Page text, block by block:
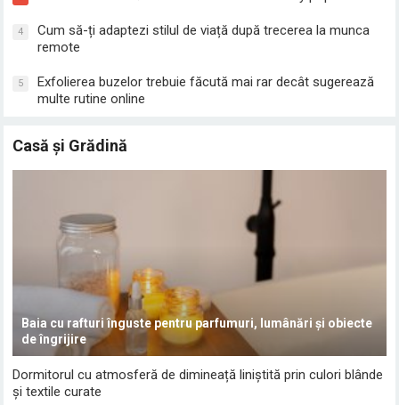
4
Cum să-ți adaptezi stilul de viață după trecerea la munca
remote
5
Exfolierea buzelor trebuie făcută mai rar decât sugerează
multe rutine online
Casă și Grădină
Baia cu rafturi înguste pentru parfumuri, lumânări și obiecte
de îngrijire
Dormitorul cu atmosferă de dimineață liniștită prin culori blânde
și textile curate